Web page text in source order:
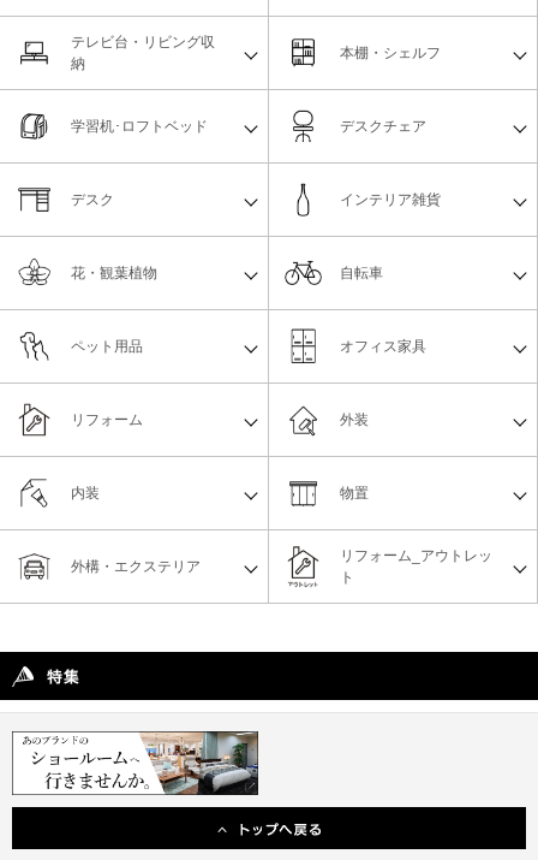
テレビ台・リビング収
納
本棚・シェルフ
学習机･ロフトベッド デスクチェア
デスク インテリア雑貨
花・観葉植物 自転車
ペット用品 オフィス家具
リフォーム
リフォーム_アウトレッ
ト
物置
外構・エクステリア
外装
内装